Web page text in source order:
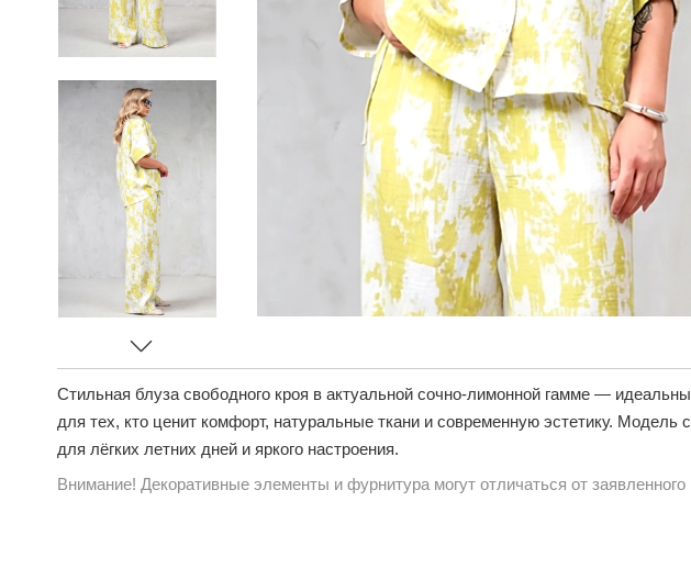
Стильная блуза свободного кроя в актуальной сочно-лимонной гамме —
для тех, кто ценит комфорт, натуральные ткани и современную эстетику. Модель
для лёгких летних дней и яркого настроения.
Внимание! Декоративные элементы и фурнитура могут отличаться от